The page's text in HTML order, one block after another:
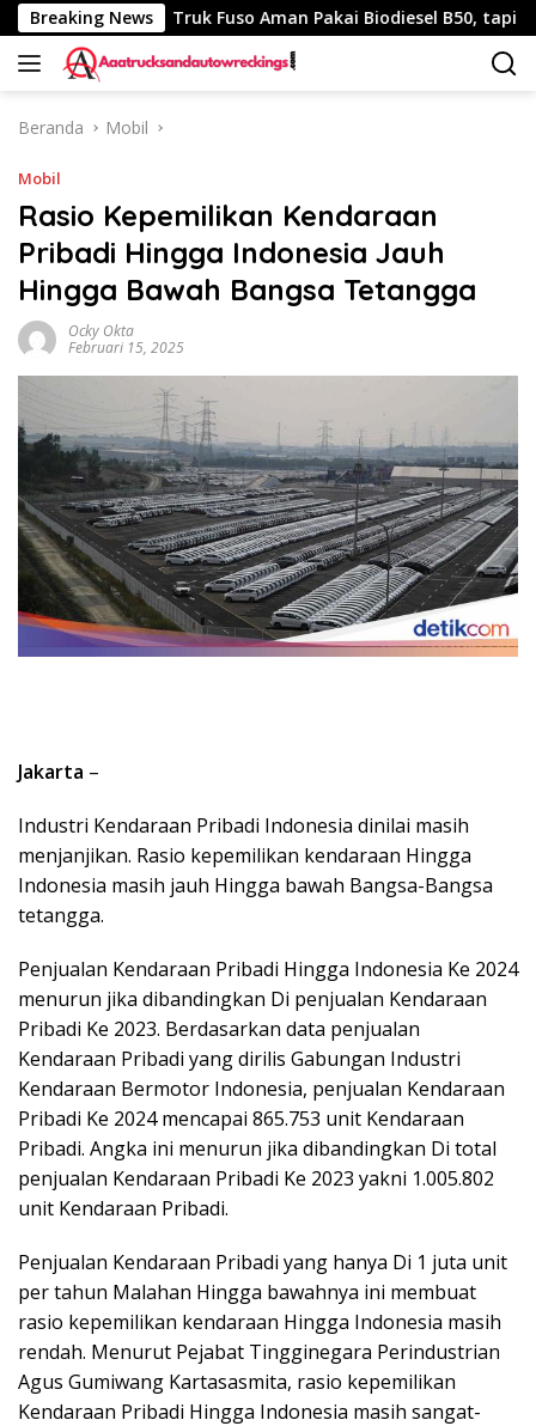
Langsung
ke
konten
Breaking News
Km Truk Fuso Aman Pakai Biodiesel B50, tapi Ada
Beranda Mobil
Mobil
Rasio Kepemilikan Kendaraan
Pribadi Hingga Indonesia Jauh
Hingga Bawah Bangsa Tetangga
Ocky Okta
Februari 15, 2025
Jakarta –
Industri Kendaraan Pribadi Indonesia dinilai masih
menjanjikan. Rasio kepemilikan kendaraan Hingga
Indonesia masih jauh Hingga bawah Bangsa-Bangsa
tetangga.
Penjualan Kendaraan Pribadi Hingga Indonesia Ke 2024
menurun jika dibandingkan Di penjualan Kendaraan
Pribadi Ke 2023. Berdasarkan data penjualan
Kendaraan Pribadi yang dirilis Gabungan Industri
Kendaraan Bermotor Indonesia, penjualan Kendaraan
Pribadi Ke 2024 mencapai 865.753 unit Kendaraan
Pribadi. Angka ini menurun jika dibandingkan Di total
penjualan Kendaraan Pribadi Ke 2023 yakni 1.005.802
unit Kendaraan Pribadi.
Penjualan Kendaraan Pribadi yang hanya Di 1 juta unit
per tahun Malahan Hingga bawahnya ini membuat
rasio kepemilikan kendaraan Hingga Indonesia masih
rendah. Menurut Pejabat Tingginegara Perindustrian
Agus Gumiwang Kartasasmita, rasio kepemilikan
Kendaraan Pribadi Hingga Indonesia masih sangat-